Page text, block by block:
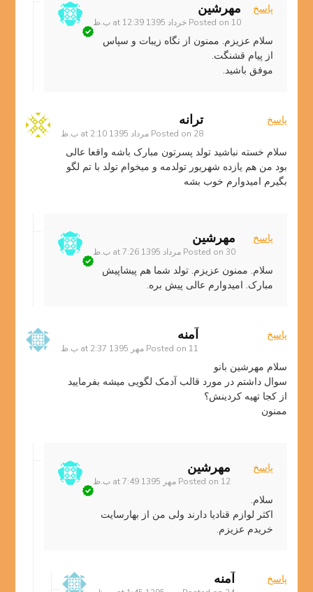
مهرشین
Posted on 10 خرداد 1395 at 12:39 ب.ظ
پاسخ
سلام عزیزم. ممنون از نگاه زیبات و سپاس
از پیام قشنگت.
موفق باشید.
ترانه
Posted on 28 مرداد 1395 at 2:10 ب.ظ
پاسخ
سلام خسته نباشید تولد پسرتون مبارک باشه واقعا عالی
بود من هم یازده شهریور تولدمه و میخوام تولد با تم لگو
بگیرم امیدوارم خوب بشه
مهرشین
Posted on 30 مرداد 1395 at 7:26 ب.ظ
پاسخ
سلام. ممنون عزیزم. تولد شما هم پیشاپیش
مبارک. امیدوارم عالی پیش بره.
آمنه
Posted on 11 مهر 1395 at 2:37 ب.ظ
پاسخ
سلام مهرشین بانو
سوال داشتم در مورد قالب آدمک لگویی میشه بفرمایید
از کجا تهیه کردینش؟
ممنون
مهرشین
Posted on 12 مهر 1395 at 7:49 ب.ظ
پاسخ
سلام.
اکثر لوازم قنادیا دارند ولی من از بهارسایت
خریدم عزیزم.
آمنه پاسخ